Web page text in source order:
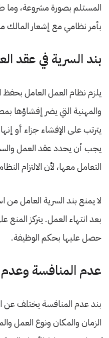
المستلم بصورة مشروعة،
بأمر نظامي مع إشعار المالك
بند السرية في عقد
يلزم نظام العمل العامل بحفظ
والمهنية التي يضر
يترتب على الإفشاء جزاء أو
يجب أن يحدد عقد العمل
التعامل معها، لأن الالتزام
لا يمنع بند السرية العامل من
بعد انتهاء العمل. يتركز المنع
حصل عليها بحكم الوظيفة.
عدم المنافسة
بند عدم المنافسة يختلف
الزمان والمكان ونوع العمل